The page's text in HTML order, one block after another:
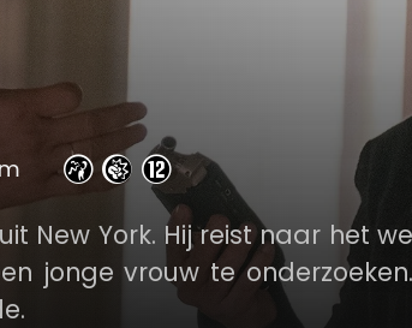
New York. Hij reist naar het
jonge vrouw te